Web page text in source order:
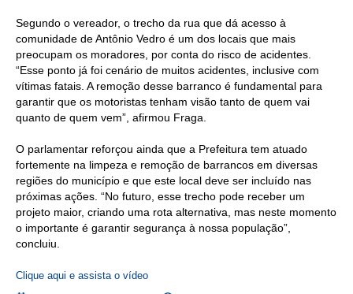
Segundo o vereador, o trecho da rua que dá acesso à
comunidade de Antônio Vedro é um dos locais que mais
preocupam os moradores, por conta do risco de acidentes.
“Esse ponto já foi cenário de muitos acidentes, inclusive com
vítimas fatais. A remoção desse barranco é fundamental para
garantir que os motoristas tenham visão tanto de quem vai
quanto de quem vem”, afirmou Fraga.
O parlamentar reforçou ainda que a Prefeitura tem atuado
fortemente na limpeza e remoção de barrancos em diversas
regiões do município e que este local deve ser incluído nas
próximas ações. “No futuro, esse trecho pode receber um
projeto maior, criando uma rota alternativa, mas neste momento
o importante é garantir segurança à nossa população”,
concluiu.
Clique aqui e assista o vídeo